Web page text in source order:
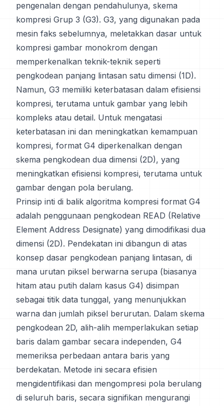
pengenalan dengan pendahulunya, skema
kompresi Grup 3 (G3). G3, yang digunakan pada
mesin faks sebelumnya, meletakkan dasar untuk
kompresi gambar monokrom dengan
memperkenalkan teknik-teknik seperti
pengkodean panjang lintasan satu dimensi (1D).
Namun, G3 memiliki keterbatasan dalam efisiensi
kompresi, terutama untuk gambar yang lebih
kompleks atau detail. Untuk mengatasi
keterbatasan ini dan meningkatkan kemampuan
kompresi, format G4 diperkenalkan dengan
skema pengkodean dua dimensi (2D), yang
meningkatkan efisiensi kompresi, terutama untuk
gambar dengan pola berulang.
Prinsip inti di balik algoritma kompresi format G4
adalah penggunaan pengkodean READ (Relative
Element Address Designate) yang dimodifikasi dua
dimensi (2D). Pendekatan ini dibangun di atas
konsep dasar pengkodean panjang lintasan, di
mana urutan piksel berwarna serupa (biasanya
hitam atau putih dalam kasus G4) disimpan
sebagai titik data tunggal, yang menunjukkan
warna dan jumlah piksel berurutan. Dalam skema
pengkodean 2D, alih-alih memperlakukan setiap
baris dalam gambar secara independen, G4
memeriksa perbedaan antara baris yang
berdekatan. Metode ini secara efisien
mengidentifikasi dan mengompresi pola berulang
di seluruh baris, secara signifikan mengurangi